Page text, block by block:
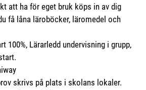
att ha för eget bruk köps in av dig
få låna läroböcker, läromedel och
Lärarledd undervisning i grupp,
på plats i skolans lokaler.